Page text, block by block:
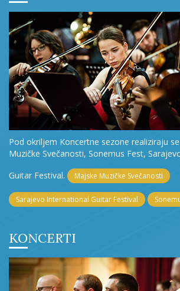
Pod okriljem Koncertne sezone realiziraju
Muzičke Svečanosti, Sonemus Fest,
Guitar Festival.
Majske Muzičke Svečanosti
Sarajevo International Guitar Festival
KONCERTI